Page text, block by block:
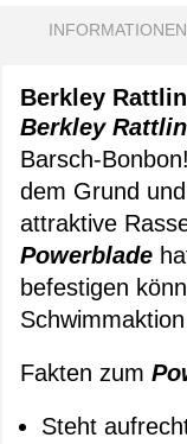
INFORMATIONEN
Berkley
Berkley
Barsch-
dem Grund
attraktive
Powerblade
befestigen
Fakten zum
Steht